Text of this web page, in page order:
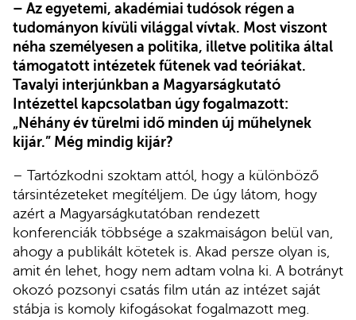
– Az egyetemi, akadémiai tudósok régen a
tudományon kívüli világgal vívtak. Most viszont
néha személyesen a politika, illetve politika által
támogatott intézetek fűtenek vad teóriákat.
Tavalyi interjúnkban a Magyarságkutató
Intézettel kapcsolatban úgy fogalmazott:
„Néhány év türelmi idő minden új műhelynek
kijár.” Még mindig kijár?
– Tartózkodni szoktam attól, hogy a különböző
társintézeteket megítéljem. De úgy látom, hogy
azért a Magyarságkutatóban rendezett
konferenciák többsége a szakmaiságon belül van,
ahogy a publikált kötetek is. Akad persze olyan is,
amit én lehet, hogy nem adtam volna ki. A botrányt
okozó pozsonyi csatás film után az intézet saját
stábja is komoly kifogásokat fogalmazott meg.